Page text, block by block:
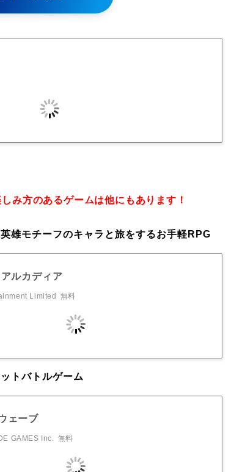
み方のあるゲームは他にもあります！
雄モチーフのキャラと旅をするお手軽RPG
ルカディア
Limited 無料
トバトルゲーム
ェーブ
GAMES Inc. 無料